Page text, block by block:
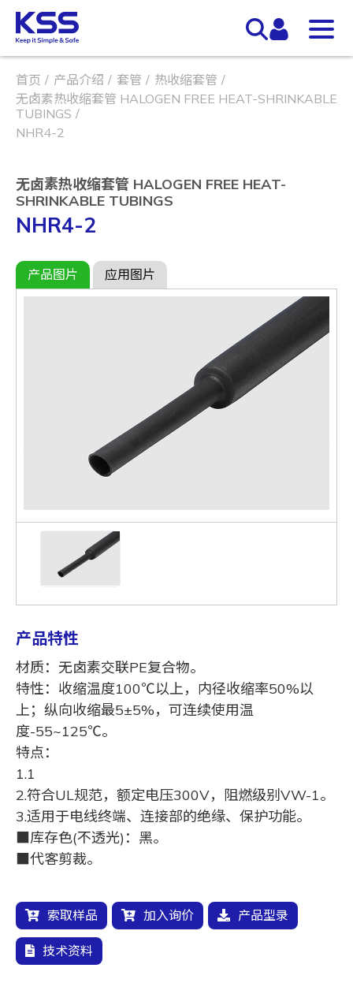
首页 产品介绍 套管
热收缩套管
无卤素热收缩套管 HALOGEN FREE HEAT-SHRINKABLE
TUBINGS
NHR4-2
无卤素热收缩套管 HALOGEN FREE HEAT-
SHRINKABLE TUBINGS
NHR4-2
产品图片 应用图片
产品特性
材质：无卤素交联PE复合物。
特性：收缩温度100℃以上，内径收缩率50%以
上；纵向收缩最5±5%，可连续使用温
度-55~125℃。
特点：
1.1
2.符合UL规范，额定电压300V，阻燃级别VW-1。
3.适用于电线终端、连接部的绝缘、保护功能。
■库存色(不透光)：黑。
■代客剪裁。
索取样品 加入询价 产品型录
技术资料